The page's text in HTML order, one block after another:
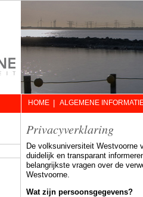
HOME ALGEMENE
Privacyverklaring
De volksuniversiteit Westvoorne
duidelijk en transparant
belangrijkste vragen over de
Westvoorne.
Wat zijn persoonsgegevens?